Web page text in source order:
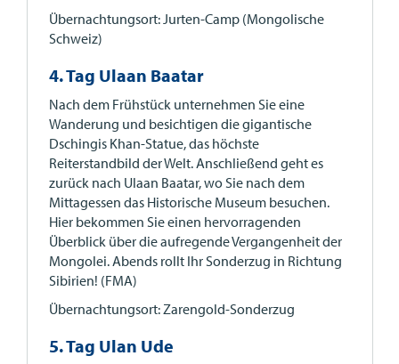
Übernachtungsort: Jurten-Camp (Mongolische
Schweiz)
4. Tag Ulaan Baatar
Nach dem Frühstück unternehmen Sie eine
Wanderung und besichtigen die gigantische
Dschingis Khan-Statue, das höchste
Reiterstandbild der Welt. Anschließend geht es
zurück nach Ulaan Baatar, wo Sie nach dem
Mittagessen das Historische Museum besuchen.
Hier bekommen Sie einen hervorragenden
Überblick über die aufregende Vergangenheit der
Mongolei. Abends rollt Ihr Sonderzug in Richtung
Sibirien! (FMA)
Übernachtungsort: Zarengold-Sonderzug
5. Tag Ulan Ude